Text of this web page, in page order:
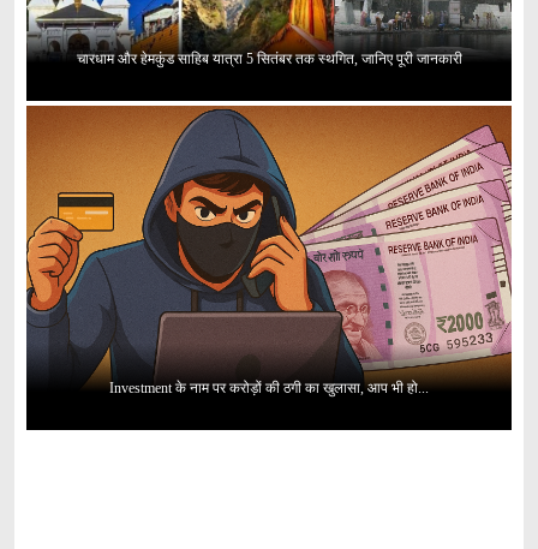
चारधाम और हेमकुंड साहिब यात्रा 5 सितंबर तक स्थगित, जानिए पूरी जानकारी
Investment के नाम पर करोड़ों की ठगी का खुलासा, आप भी हो...